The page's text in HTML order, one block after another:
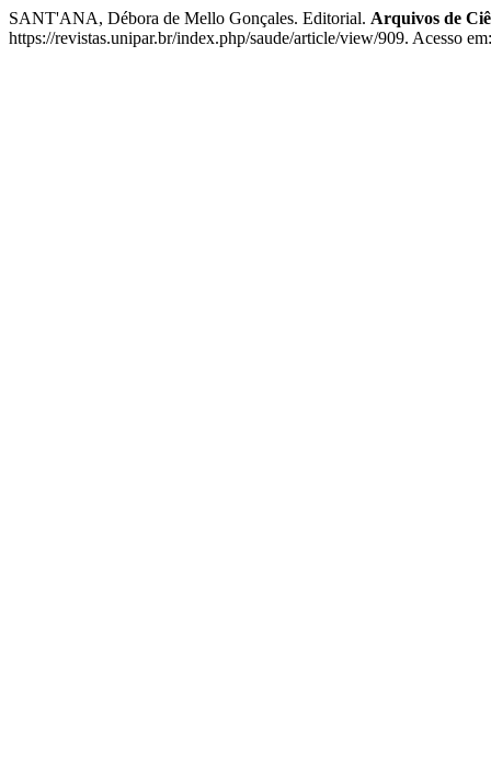
SANT'ANA, Débora de Mello Gonçales. Editorial. Arquivos de
https://revistas.unipar.br/index.php/saude/article/view/909. Acesso